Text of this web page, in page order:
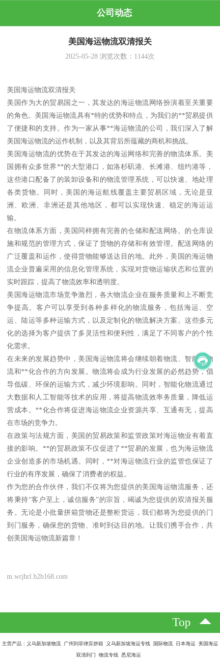
公司动态
美国海运物流双清报关
2025-05-28 浏览次数： 1144次
美国海运物流双清报关
美国作为大的贸易国之一，其发达的海运物流网络扮演着至关重要
的角色。美国海运物流具有*特的优势和特点，为我们的**贸易提供
了便捷和的支持。作为一家从事**海运物流的公司，我们深入了解
美国海运物流的运作机制，以及其背后所蕴藏的商机和挑战。
美国海运物流的优势在于其发达的海运网络和完善的物流体系。美
国拥有众多世界**的大型港口，如洛杉矶港、长滩港、纽约港等，
这些港口配备了的装卸设备和的物流管理系统，可以快速、地处理
各类货物。同时，美国的海运航线覆盖主要贸易区域，无论是亚
洲、欧洲、非洲还是其他地区，都可以实现快速、稳定的海运运
输。
在物流体系方面，美国同样拥有完善的仓储和配送网络。的仓库设
施和规范的管理方式，保证了货物的存储和有效管理。配送网络的
广泛覆盖和运作，使得货物能够送达目的地。此外，美国的海运物
流企业普遍采用的信息化管理系统，实现对货物运输状态和位置的
实时跟踪，提高了物流效率和透明度。
美国海运物流市场竞争激烈，各大物流企业在服务质量和上不断竞
争提高。客户可以享受到各种多样化的物流服务，包括海运、空
运、陆运等多种运输方式，以及定制化的物流解决方案。这些多元
化的选择为客户提供了多灵活性和便利性，满足了不同客户的个性
化需求。
在未来的发展趋势中，美国海运物流将会继续朝着物流、智能化物
流和**化合作的方向发展。物流将会成为行业发展的必然趋势，倡
导低碳、环保的运输方式，减少环境影响。同时，智能化物流通过
大数据和人工智能等技术的应用，将提高物流效率务质量，降低运
营成本。**化合作将促进海运物流企业资源共享、互通有无，提高
在市场的竞争力。
在政策与法规方面，美国的贸易政策和监管政策对海运物业有着直
接的影响。**的贸易政策不仅促进了**贸易的发展，也为海运物流
企业创造多的市场机遇。同时，**对海运物流行业的监管也保证了
行业的有序发展，确保了消费者的权益。
作为您的合作伙伴，我们不仅将为您提供的美国海运物流服务，还
将秉持“客户至上，诚信服务”的宗旨，竭诚为您提供的双清报关服
务。无论是小批量拼箱货物还是整柜货运，我们都将为您提供的门
到门服务，确保您的货物、准时到达目的地。让我们携手合作，共
创美国海运物流新篇章！
m.wrjhrl.b2b168.com
Top
主营产品：义乌新加坡物流 广州到菲律宾拼箱 义乌新加坡海运专线 国际物流 日本海运 美国海运
双清到门 物流专线 悉尼海运